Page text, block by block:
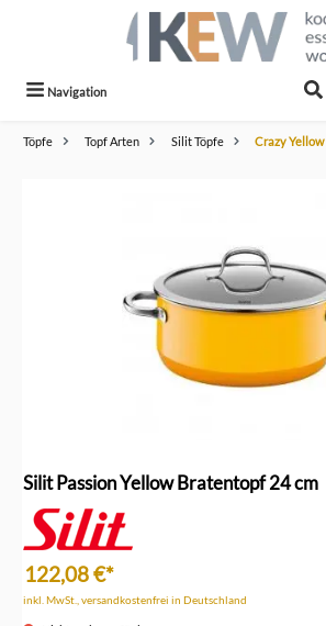
Navigation
Töpfe Topf Arten Silit Töpfe Crazy Yellow
Silit Passion Yellow Bratentopf 24 cm
122,08 €*
inkl. MwSt., versandkostenfrei in Deutschland